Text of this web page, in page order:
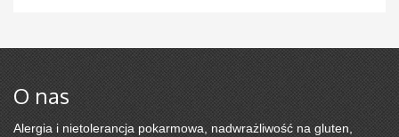
O nas
Alergia i nietolerancja pokarmowa, nadwrażliwość na gluten,